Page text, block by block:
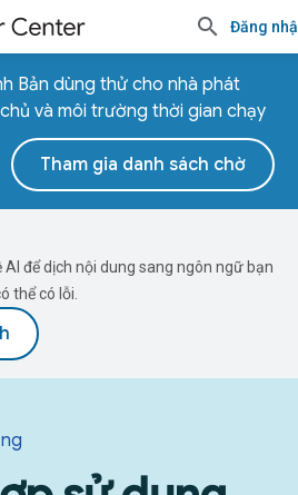
Đăng
Bản dùng thử cho nhà phát
và môi trường thời gian chạy
Tham gia danh sách chờ
để dịch nội dung sang ngôn ngữ bạn
thể có lỗi.